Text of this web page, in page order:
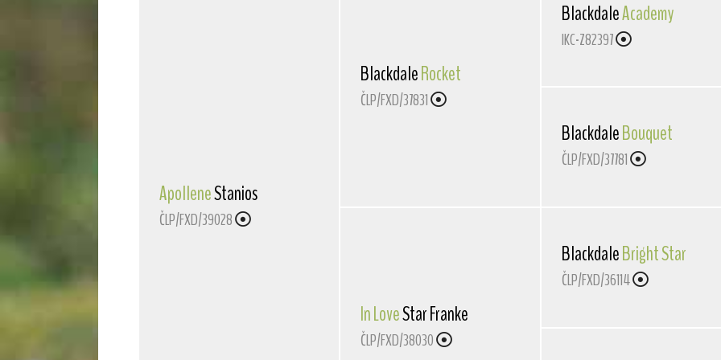
ApolleneStanios
ČLP/FXD/39028
BlackdaleRocket
ČLP/FXD/37831
In LoveStar Franke
ČLP/FXD/38030
BlackdaleAcademy
IKC-Z82397
BlackdaleBouquet
ČLP/FXD/37781
BlackdaleBright Star
ČLP/FXD/36114